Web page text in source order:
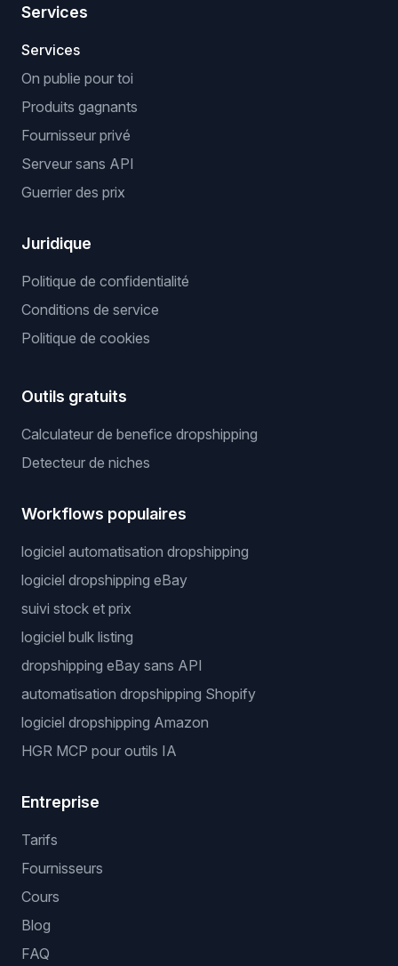
Services
Services
On publie pour toi
Produits gagnants
Fournisseur privé
Serveur sans API
Guerrier des prix
Juridique
Politique de confidentialité
Conditions de service
Politique de cookies
Outils gratuits
Calculateur de benefice dropshipping
Detecteur de niches
Workflows populaires
logiciel automatisation dropshipping
logiciel dropshipping eBay
suivi stock et prix
logiciel bulk listing
dropshipping eBay sans API
automatisation dropshipping Shopify
logiciel dropshipping Amazon
HGR MCP pour outils IA
Entreprise
Tarifs
Fournisseurs
Cours
Blog
FAQ